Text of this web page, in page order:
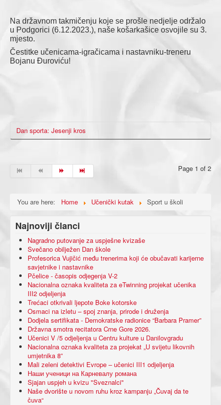
Na državnom takmičenju koje se prošle nedjelje održalo
u Podgorici (6.12.2023.), naše košarkašice osvojile su 3.
mjesto.
Čestitke učenicama-igračicama i nastavniku-treneru
Bojanu Đuroviću!
Dan sporta: Jesenji kros
Page 1 of 2
You are here: Home Učenički kutak Sport u školi
Najnoviji članci
Nagradno putovanje za uspješne kvizaše
Svečano obilježen Dan škole
Profesorica Vujičić među trenerima koji će obučavati karijerne
savjetnike i nastavnike
Pčelice - časopis odjegenja V-2
Nacionalna oznaka kvaliteta za eTwinning projekat učenika
III2 odjeljenja
Trećaci otkrivali ljepote Boke kotorske
Osmaci na izletu – spoj znanja, prirode i druženja
Dodjela sertifikata - Demokratske radionice “Barbara Pramer”
Državna smotra recitatora Crne Gore 2026.
Učenici V /5 odjeljenja u Centru kulture u Danilovgradu
Nacionalna oznaka kvaliteta za projekat „U svijetu likovnih
umjetnika 8”
Mali zeleni detektivi Evrope – učenici III1 odjeljenja
Наши ученици на Карневалу романа
Sjajan uspjeh u kvizu "Sveznalci"
Naše dvorište u novom ruhu kroz kampanju „Čuvaj da te
čuva“